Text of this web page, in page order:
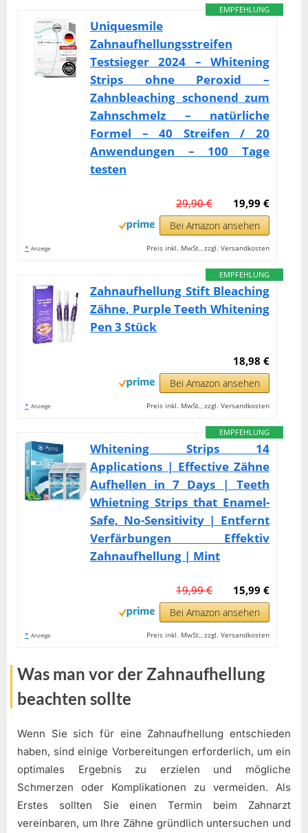
EMPFEHLUNG
Uniquesmile
Zahnaufhellungsstreifen
Testsieger 2024 – Whitening
Strips ohne Peroxid –
Zahnbleaching schonend zum
Zahnschmelz – natürliche
Formel – 40 Streifen / 20
Anwendungen – 100 Tage
testen
19,99 €
29,90 €
Bei Amazon ansehen
* Anzeige Preis inkl. MwSt., zzgl. Versandkosten
EMPFEHLUNG
Zahnaufhellung Stift Bleaching
Zähne, Purple Teeth Whitening
Pen 3 Stück
18,98 €
Bei Amazon ansehen
* Anzeige Preis inkl. MwSt., zzgl. Versandkosten
EMPFEHLUNG
Whitening Strips 14
Applications | Effective Zähne
Aufhellen in 7 Days | Teeth
Whietning Strips that Enamel-
Safe, No-Sensitivity | Entfernt
Verfärbungen Effektiv
Zahnaufhellung | Mint
15,99 €
19,99 €
Bei Amazon ansehen
* Anzeige Preis inkl. MwSt., zzgl. Versandkosten
Was man vor der Zahnaufhellung
beachten sollte
Wenn Sie sich für eine Zahnaufhellung entschieden
haben, sind einige Vorbereitungen erforderlich, um ein
optimales Ergebnis zu erzielen und mögliche
Schmerzen oder Komplikationen zu vermeiden. Als
Erstes sollten Sie einen Termin beim Zahnarzt
vereinbaren, um Ihre Zähne gründlich untersuchen und